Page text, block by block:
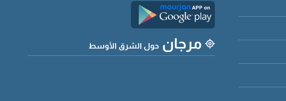
مرجان حول الشرق الأوسط